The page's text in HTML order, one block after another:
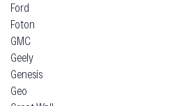
Ford
Foton
GMC
Geely
Genesis
Geo